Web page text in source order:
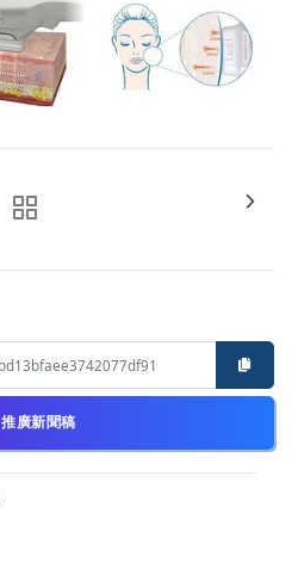
推廣新聞稿